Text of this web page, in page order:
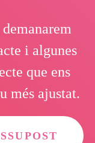
i algunes
que ens
més ajustat.